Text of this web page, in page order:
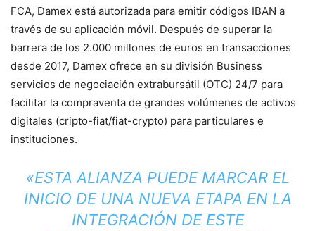
FCA, Damex está autorizada para emitir códigos IBAN a
través de su aplicación móvil. Después de superar la
barrera de los 2.000 millones de euros en transacciones
desde 2017, Damex ofrece en su división Business
servicios de negociación extrabursátil (OTC) 24/7 para
facilitar la compraventa de grandes volúmenes de activos
digitales (cripto-fiat/fiat-crypto) para particulares e
instituciones.
«ESTA ALIANZA PUEDE MARCAR EL
INICIO DE UNA NUEVA ETAPA EN LA
INTEGRACIÓN DE ESTE